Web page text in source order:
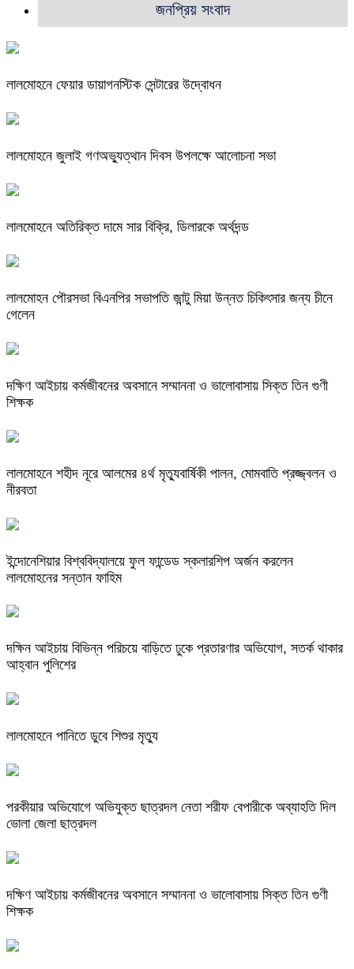
জনপ্রিয় সংবাদ
লালমোহনে ফেয়ার ডায়াগনস্টিক সেন্টারের উদ্বোধন
লালমোহনে জুলাই গণঅভ্যুত্থান দিবস উপলক্ষে আলোচনা সভা
লালমোহনে অতিরিক্ত দামে সার বিক্রি, ডিলারকে অর্থদন্ড
লালমোহন পৌরসভা বিএনপির সভাপতি জান্টু মিয়া উন্নত চিকিৎসার জন্য চীনে
গেলেন
দক্ষিণ আইচায় কর্মজীবনের অবসানে সম্মাননা ও ভালোবাসায় সিক্ত তিন গুণী
শিক্ষক
লালমোহনে শহীদ নূরে আলমের ৪র্থ মৃত্যুবার্ষিকী পালন, মোমবাতি প্রজ্জ্বলন ও
নীরবতা
ইন্দোনেশিয়ার বিশ্ববিদ্যালয়ে ফুল ফান্ডেড স্কলারশিপ অর্জন করলেন
লালমোহনের সন্তান ফাহিম
দক্ষিন আইচায় ‎বিভিন্ন পরিচয়ে বাড়িতে ঢুকে প্রতারণার অভিযোগ, সতর্ক থাকার
আহ্বান পুলিশের
লালমোহনে পানিতে ডুবে শিশুর মৃত্যু
পরকীয়ার অভিযোগে অভিযুক্ত ছাত্রদল নেতা শরীফ বেপারীকে অব্যাহতি দিল
ভোলা জেলা ছাত্রদল
দক্ষিণ আইচায় কর্মজীবনের অবসানে সম্মাননা ও ভালোবাসায় সিক্ত তিন গুণী
শিক্ষক